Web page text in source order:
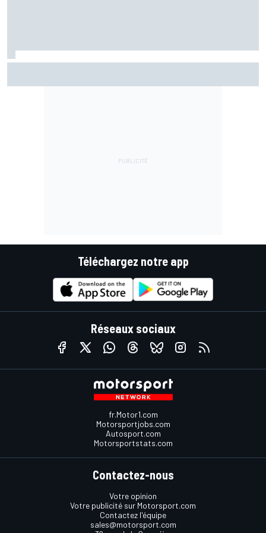
Téléchargez notre app
Réseaux sociaux
fr.Motor1.com
Motorsportjobs.com
Autosport.com
Motorsportstats.com
Contactez-nous
Votre opinion
Votre publicité sur Motorsport.com
Contactez l'équipe
sales@motorsport.com